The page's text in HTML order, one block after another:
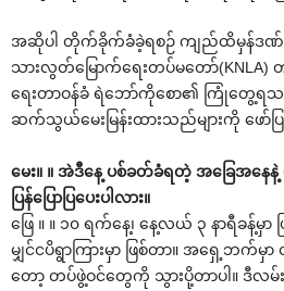
အဆိုပါ တိုက်ခိုက်ခံခဲ့ရစဉ် ကျည်ထိမှန်ဒဏ်
သားလွတ်မြောက်ရေးတပ်မတော်
ရေးတာဝန်ခံ ရဲဘော်ကိုစော၏ ကြုံတွေ့
ဆက်သွယ်မေးမြန်းထားသည်များကို ဖော်
မေး။ ။ အဲဒီနေ့ ပစ်ခတ်ခံရတဲ့ အခြေအနေ
ပြန်ပြောပြပေးပါလား။
ဖြေ ။ ။ ၁၀ ရက်နေ့၊ နေ့လယ် ၃ နာရီခန့်မှာ
မျှင်ငပိရွာကြားမှာ ဖြစ်တာ။ အရှေ့ဘက်မှ
တော့ တပ်ဖွဲ့ဝင်တွေကို သွားပို့တာပါ။ ဒီ